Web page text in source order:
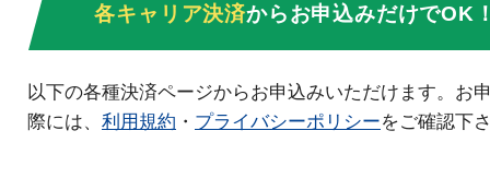
各キャリア決済からお申込みだけでOK
以下の各種決済ページからお申込みいただけます。お
際には、 利用規約 ・ プライバシーポリシーをご確認下